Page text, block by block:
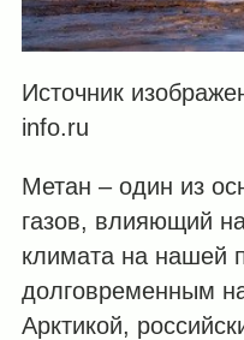
Источник
info.ru
Метан – один из
газов, влияющий
климата на нашей
долговременным
Арктикой,